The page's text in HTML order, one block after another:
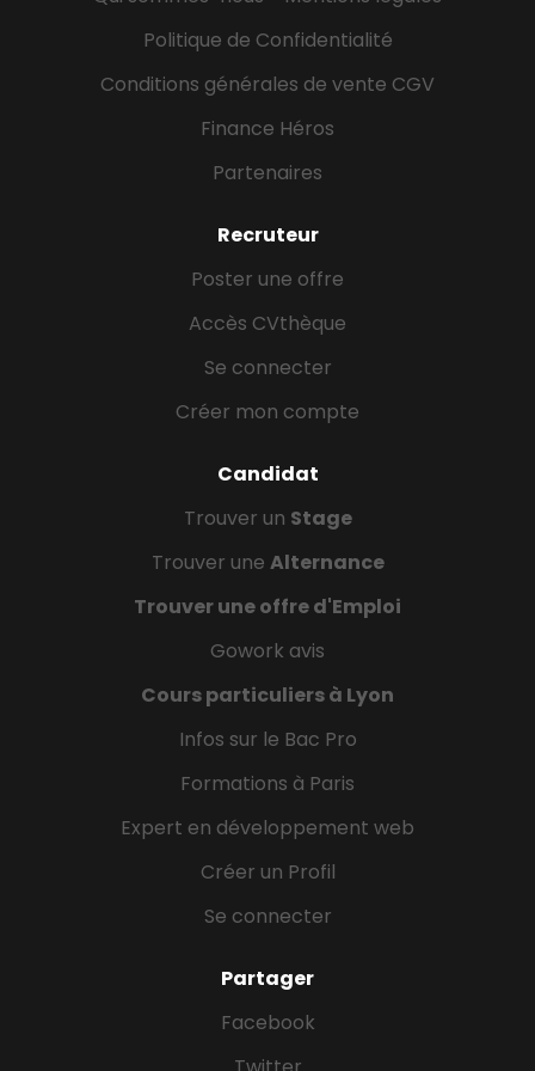
Politique de Confidentialité
Conditions générales de vente CGV
Finance Héros
Partenaires
Recruteur
Poster une offre
Accès CVthèque
Se connecter
Créer mon compte
Candidat
Trouver un Stage
Trouver une Alternance
Trouver une offre d'Emploi
Gowork avis
Cours particuliers à Lyon
Infos sur le Bac Pro
Formations à Paris
Expert en développement web
Créer un Profil
Se connecter
Partager
Facebook